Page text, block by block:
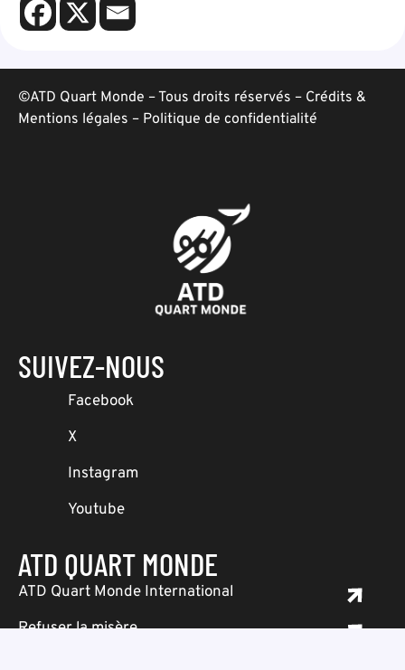
©ATD Quart Monde – Tous droits réservés – Crédits &
Mentions légales – Politique de confidentialité
SUIVEZ-NOUS
Facebook
X
Instagram
Youtube
ATD QUART MONDE
ATD Quart Monde International
Refuser la misère